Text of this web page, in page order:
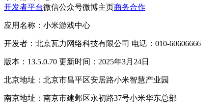
开发者平台微信公众号微博主页商务合作
应用名称：小米游戏中心
开发者：北京瓦力网络科技有限公司 电话：010-60606666
版本：13.5.0.70 更新时间：2025年3月24日
北京地址：北京市昌平区安居路小米智慧产业园
南京地址：南京市建邺区永初路37号小米华东总部